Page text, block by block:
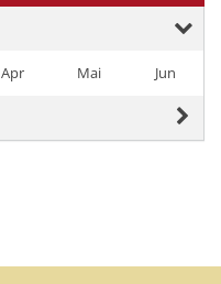
Apr Mai Jun